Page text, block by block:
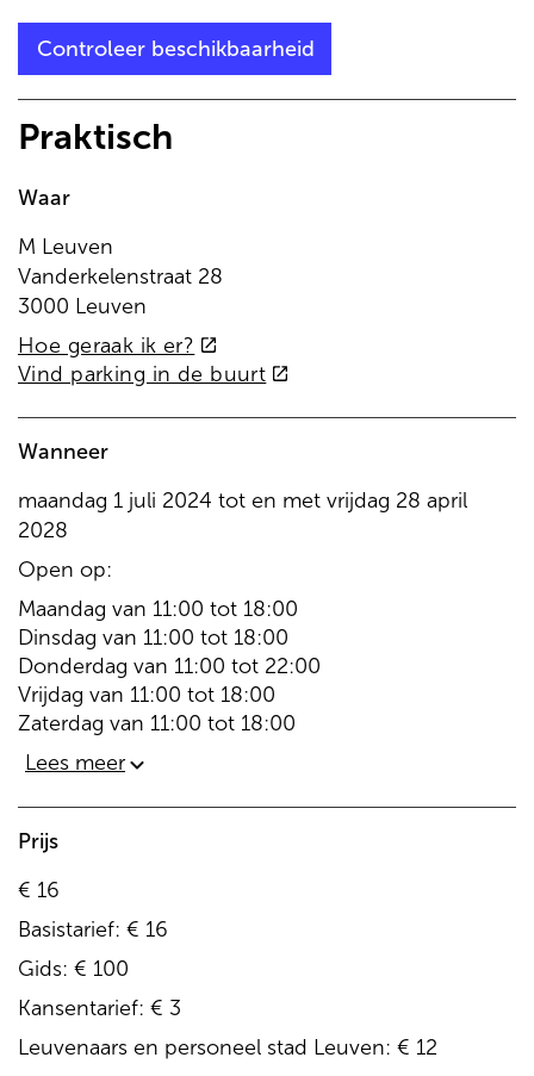
Controleer beschikbaarheid
Praktisch
Waar
M Leuven
Vanderkelenstraat 28
3000 Leuven
Hoe geraak ik er? (externe
link)
Vind parking in de buurt(externe
Wanneer
maandag 1 juli 2024 tot en met vrijdag 28 april
2028
Open op:
Maandag van 11:00 tot 18:00
Dinsdag van 11:00 tot 18:00
Donderdag van 11:00 tot 22:00
Vrijdag van 11:00 tot 18:00
Zaterdag van 11:00 tot 18:00
Lees meer
Prijs
€ 16
Basistarief: € 16
Gids: € 100
Kansentarief: € 3
Leuvenaars en personeel stad Leuven: € 12